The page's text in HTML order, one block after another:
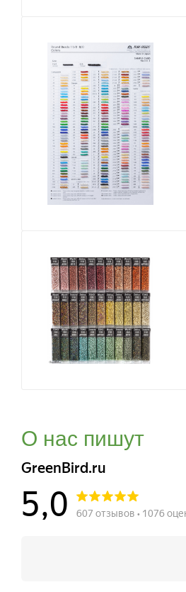
О нас пишут